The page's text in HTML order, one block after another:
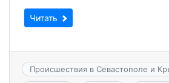
Читать
Происшествия в Севастополе и